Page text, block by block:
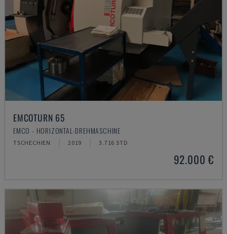
EMCOTURN 65
EMCO - HORIZONTAL-DREHMASCHINE
TSCHECHIEN 2019 3.716 STD
92.000 €